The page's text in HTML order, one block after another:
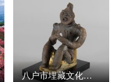
八户市埋藏文化财中心 是川绳文馆